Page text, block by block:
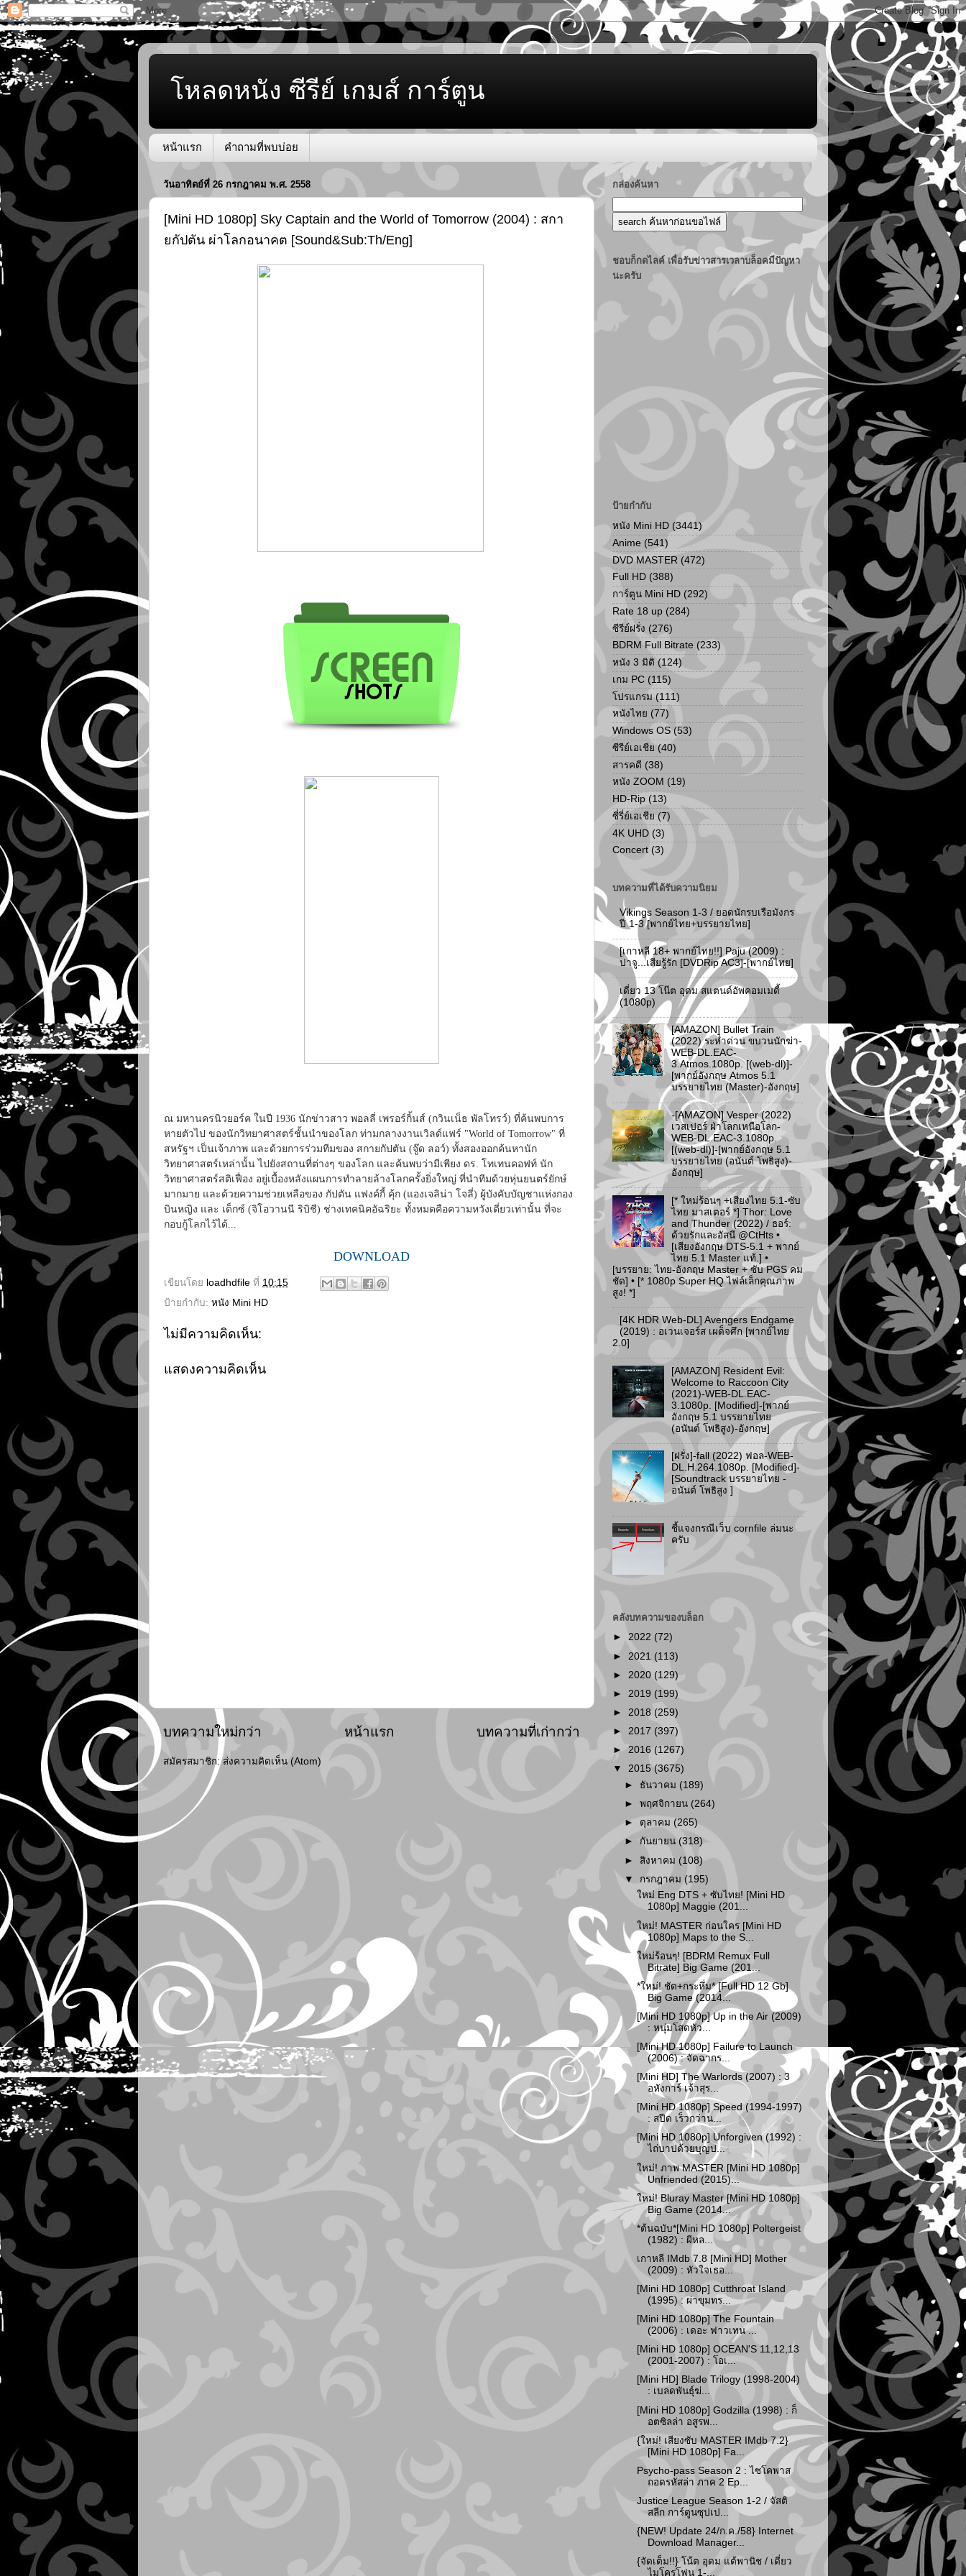
โหลดหนัง ซีรีย์ เกมส์ การ์ตูน
หน้าแรก คำถามที่พบบ่อย
วันอาทิตย์ที่ 26 กรกฎาคม พ.ศ. 2558
[Mini HD 1080p] Sky Captain and the World of Tomorrow (2004) : สกา
ยกัปตัน ผ่าโลกอนาคต [Sound&Sub:Th/Eng]
ณ มหานครนิวยอร์ค ในปี 1936 นักข่าวสาว พอลลี่ เพรอร์กิ้นส์ (กวินเน็ธ พัลโทรว์) ที่ค้นพบการ
หายตัวไป ของนักวิทยาศาสตร์ชั้นนำของโลก ท่ามกลางงานเวิลด์แฟร์ "World of Tomorrow" ที่
สหรัฐฯ เป็นเจ้าภาพ และด้วยการร่วมทีมของ สกายกัปตัน (จู๊ด ลอว์) ทั้งสองออกค้นหานัก
วิทยาศาสตร์เหล่านั้น ไปยังสถานที่ต่างๆ ของโลก และค้นพบว่ามีเพียง ดร. โทเทนคอฟท์ นัก
วิทยาศาสตร์สติเฟื่อง อยู่เบื้องหลังแผนการทำลายล้างโลกครั้งยิ่งใหญ่ ที่นำทีมด้วยหุ่นยนตร์ยักษ์
มากมาย และด้วยความช่วยเหลือของ กัปตัน แฟงค์กี้ คุ้ก (แองเจลิน่า โจลี่) ผู้บังคับบัญชาแห่งกอง
บินหญิง และ เด็กซ์ (จิโอวานนี ริบิชี) ช่างเทคนิคอัฉริยะ ทั้งหมดคือความหวังเดี่ยวเท่านั้น ที่จะ
กอบกู้โลกไว้ได้...
DOWNLOAD
เขียนโดย loadhdfile ที่ 10:15
ป้ายกำกับ: หนัง Mini HD
ไม่มีความคิดเห็น:
แสดงความคิดเห็น
บทความใหม่กว่า บทความที่เก่ากว่า
หน้าแรก
สมัครสมาชิก:ส่งความคิดเห็น (Atom)
กล่องค้นหา
ชอบก็กดไลค์ เพื่อรับข่าวสารเวลาบล็อคมีปัญหา
นะครับ
ป้ายกำกับ
หนัง Mini HD (3441)
Anime (541)
DVD MASTER (472)
Full HD (388)
การ์ตูน Mini HD (292)
Rate 18 up (284)
ซีรีย์ฝรั่ง (276)
BDRM Full Bitrate (233)
หนัง 3 มิติ (124)
เกม PC (115)
โปรแกรม (111)
หนังไทย (77)
Windows OS (53)
ซีรีย์เอเชีย (40)
สารคดี (38)
หนัง ZOOM (19)
HD-Rip (13)
ซี่รี่ย์เอเชีย (7)
4K UHD (3)
Concert (3)
บทความที่ได้รับความนิยม
Vikings Season 1-3 / ยอดนักรบเรือมังกร
ปี 1-3 [พากย์ไทย+บรรยายไทย]
[เกาหลี 18+ พากย์ไทย!!] Paju (2009) :
ปาจู...เสียรู้รัก [DVDRip AC3]-[พากย์ไทย]
เดี่ยว 13 โน๊ต อุดม สแตนด์อัพคอมเมดี้
(1080p)
[AMAZON] Bullet Train
(2022) ระห่ำด่วน ขบวนนักฆ่า-
WEB-DL.EAC-
3.Atmos.1080p. [(web-dl)]-
[พากย์อังกฤษ Atmos 5.1
บรรยายไทย (Master)-อังกฤษ]
-[AMAZON] Vesper (2022)
เวสเปอร์ ฝ่าโลกเหนือโลก-
WEB-DL.EAC-3.1080p.
[(web-dl)]-[พากย์อังกฤษ 5.1
บรรยายไทย (อนันต์ โพธิสูง)-
อังกฤษ]
[* ใหม่ร้อนๆ +เสียงไทย 5.1-ซับ
ไทย มาสเตอร์ *] Thor: Love
and Thunder (2022) / ธอร์:
ด้วยรักและอัสนี @CtHts •
[เสียงอังกฤษ DTS-5.1 + พากย์
ไทย 5.1 Master แท้.] •
[บรรยาย: ไทย-อังกฤษ Master + ซับ PGS คม
ชัด] • [* 1080p Super HQ ไฟล์เล็กคุณภาพ
สูง! *]
[4K HDR Web-DL] Avengers Endgame
(2019) : อเวนเจอร์ส เผด็จศึก [พากย์ไทย
2.0]
[AMAZON] Resident Evil:
Welcome to Raccoon City
(2021)-WEB-DL.EAC-
3.1080p. [Modified]-[พากย์
อังกฤษ 5.1 บรรยายไทย
(อนันต์ โพธิสูง)-อังกฤษ]
[ฝรั่ง]-fall (2022) ฟอล-WEB-
DL.H.264.1080p. [Modified]-
[Soundtrack บรรยายไทย -
อนันต์ โพธิสูง ]
ชี้แจงกรณีเว็บ cornfile ล่มนะ
ครับ
คลังบทความของบล็อก
► 2022 (72)
► 2021 (113)
► 2020 (129)
► 2019 (199)
► 2018 (259)
► 2017 (397)
► 2016 (1267)
▼ 2015 (3675)
► ธันวาคม (189)
►พฤศจิกายน (264)
► ตุลาคม (265)
► กันยายน(318)
►สิงหาคม (108)
▼ กรกฎาคม(195)
ใหม่ Eng DTS + ซับไทย! [Mini HD
1080p] Maggie (201...
ใหม่! MASTER ก่อนใคร [Mini HD
1080p] Maps to the S...
ใหม่ร้อนๆ! [BDRM Remux Full
Bitrate] Big Game (201...
*ใหม่! ชัด+กระหึ่ม* [Full HD 12 Gb]
Big Game (2014...
[Mini HD 1080p] Up in the Air (2009)
: หนุ่มโสดหัว...
[Mini HD 1080p] Failure to Launch
(2006) : จัดฉากร...
[Mini HD] The Warlords (2007) : 3
อหังการ์ เจ้าสุร...
[Mini HD 1080p] Speed (1994-1997)
: สปีด เร็วกว่าน...
[Mini HD 1080p] Unforgiven (1992) :
ไถ่บาปด้วยบุญป...
ใหม่! ภาพ MASTER [Mini HD 1080p]
Unfriended (2015)...
ใหม่! Bluray Master [Mini HD 1080p]
Big Game (2014...
*ต้นฉบับ*[Mini HD 1080p] Poltergeist
(1982) : ผีหล...
เกาหลี IMdb 7.8 [Mini HD] Mother
(2009) : หัวใจเธอ...
[Mini HD 1080p] Cutthroat Island
(1995) : ผ่าขุมทร...
[Mini HD 1080p] The Fountain
(2006) : เดอะ ฟาวเทน ...
[Mini HD 1080p] OCEAN'S 11,12,13
(2001-2007) : โอเ...
[Mini HD] Blade Trilogy (1998-2004)
: เบลดพันธุ์ฆ่...
[Mini HD 1080p] Godzilla (1998) : ก็
อตซิลล่า อสูรพ...
{ใหม่! เสียงซับ MASTER IMdb 7.2}
[Mini HD 1080p] Fa...
Psycho-pass Season 2 : ไซโคพาส
ถอดรหัสล่า ภาค 2 Ep...
Justice League Season 1-2 / จัสติ
สลีก การ์ตูนซุปเป...
{NEW! Update 24/ก.ค./58} Internet
Download Manager...
{จัดเต็ม!!} โน้ต อุดม แต้พานิช / เดี่ยว
ไมโครโฟน 1-...